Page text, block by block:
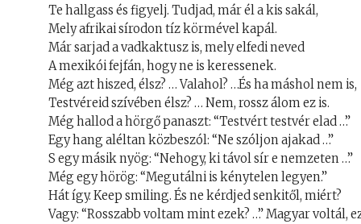
Te hallgass és figyelj. Tudjad, már él a kis sakál,
Mely afrikai sírodon tíz körmével kapál.
Már sarjad a vadkaktusz is, mely elfedi neved
A mexikói fejfán, hogy ne is keressenek.
Még azt hiszed, élsz? … Valahol? …És ha máshol nem is,
Testvéreid szívében élsz? … Nem, rossz álom ez is.
Még hallod a hörgő panaszt: “Testvért testvér elad …”
Egy hang aléltan közbeszól: “Ne szóljon ajakad …”
S egy másik nyög: “Nehogy, ki távol sír e nemzeten …”
Még egy hörög: “Megutálni is kénytelen legyen.”
Hát így. Keep smiling. És ne kérdjed senkitől, miért?
Vagy: “Rosszabb voltam mint ezek? …” Magyar voltál,